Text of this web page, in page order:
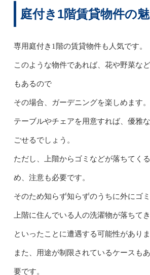
庭付き1階賃貸物件の
専用庭付き1階の賃貸物件も人気です。
このような物件であれば、花や野菜な
もあるので
その場合、ガーデニングを楽しめます。
テーブルやチェアを用意すれば、優雅
ごせるでしょう。
ただし、上階からゴミなどが落ちてく
め、注意も必要です。
そのため知らず知らずのうちに外にゴ
上階に住んでいる人の洗濯物が落ちて
といったことに遭遇する可能性がありま
また、用途が制限されているケースも
要です。